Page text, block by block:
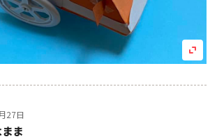
27日
ま